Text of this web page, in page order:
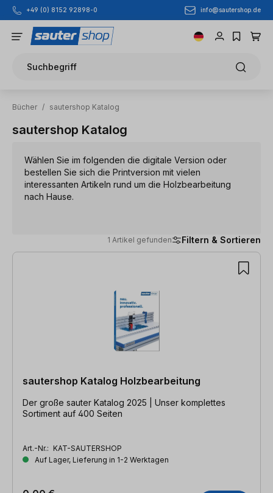
Zum Hauptinhalt springen
+49 (0) 8152 92898-0 info@sautershop.de
Suchbegriff
Bücher / sautershop Katalog
sautershop Katalog
Wählen Sie im folgenden die digitale Version oder
bestellen Sie sich die Printversion mit vielen
interessanten Artikeln rund um die Holzbearbeitung
nach Hause.
1 Artikel gefunden Filtern & Sortieren
1 Artikel gefunden
sautershop Katalog Holzbearbeitung
Der große sauter Katalog 2025 | Unser komplettes
Sortiment auf 400 Seiten
Art.-Nr.: KAT-SAUTERSHOP
Auf Lager, Lieferung in 1-2 Werktagen